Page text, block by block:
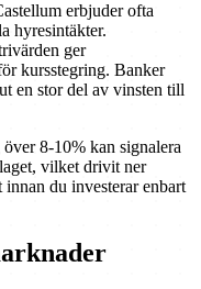
erbjuder ofta
hyresintäkter.
ger
kursstegring. Banker
en stor del av vinsten till
8-10% kan signalera
vilket drivit ner
du investerar enbart